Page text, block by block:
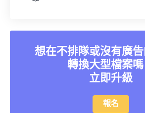
想在不排隊或沒有廣
轉換大型檔案嗎
立即升級
報名